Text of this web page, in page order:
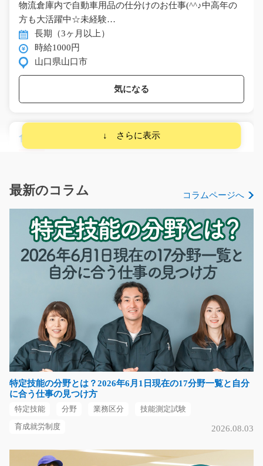
物流倉庫内で自動車用品の仕分けのお仕事(^^♪中高年の
方も大活躍中☆未経験…
長期（3ヶ月以上）
時給1000円
山口県山口市
気になる
食品会社の衛生補助のお仕事/g04_01665
昼から勤務もあります…
時給1150円～1438円
滋賀県守山市
気になる
箱詰め大きな倉庫でチルド食品をつめてく/y08_00
大人気！倉庫内でチルド食品の箱詰めのお仕事☆カンタ
ン作業なので未経験の…
長期（3ヶ月以上）
時給1000円～
福岡県嘉麻市
気になる
ダンボールの製造工程の補助作業/y11_00354
最新のコラム コラムページへ
特定技能の分野とは？2026年6月1日現在の17分野一覧と自分
に合う仕事の見つけ方
特定技能 分野 業務区分 技能測定試験
育成就労制度 2026.08.03